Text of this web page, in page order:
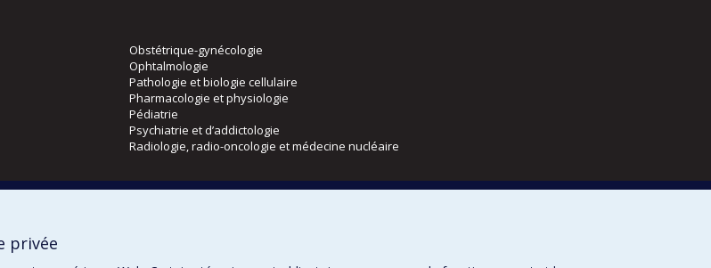
Obstétrique-gynécologie
Ophtalmologie
Pathologie et biologie cellulaire
Pharmacologie et physiologie
Pédiatrie
Psychiatrie et d’addictologie
Radiologie, radio-oncologie et médecine nucléaire
privée